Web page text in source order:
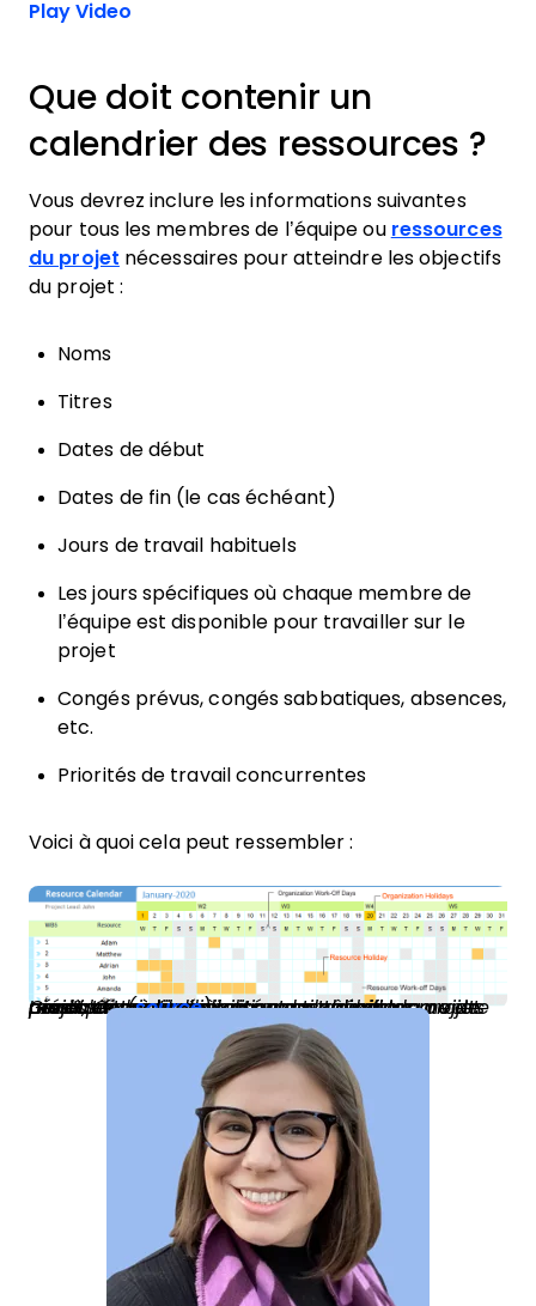
Play Video
Que doit contenir un
calendrier des ressources ?
Vous devrez inclure les informations suivantes
pour tous les membres de l’équipe ou ressources
du projet nécessaires pour atteindre les objectifs
du projet :
Noms
Titres
Dates de début
Dates de fin (le cas échéant)
Jours de travail habituels
Les jours spécifiques où chaque membre de
l’équipe est disponible pour travailler sur le
projet
Congés prévus, congés sabbatiques, absences,
etc.
Priorités de travail concurrentes
Voici à quoi cela peut ressembler :
Les calendriers des ressources doivent mentionner chaque ressource spécifique nécessaire à la réalisation des tâches du projet ainsi que sa disponibilité pour travailler sur votre projet. Cet outil, de pair avec un diagramme de Gantt, est particulièrement utile dans les projets prédictifs. (source)